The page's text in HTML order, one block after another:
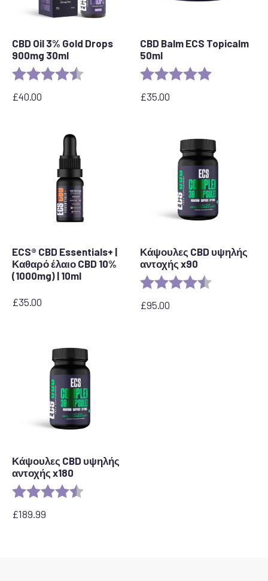
CBD Oil 3% Gold Drops
900mg 30ml
Rating: 4.9 out of 5 stars
£40.00
CBD Balm ECS Topicalm
50ml
Rating:
£35.00
ECS® CBD Essentials+ |
Καθαρό έλαιο CBD 10%
(1000mg) | 10ml
£35.00
Κάψουλες CBD υψηλής
αντοχής x90
Rating:
£95.00
Κάψουλες CBD υψηλής
αντοχής x180
Rating:
£189.99